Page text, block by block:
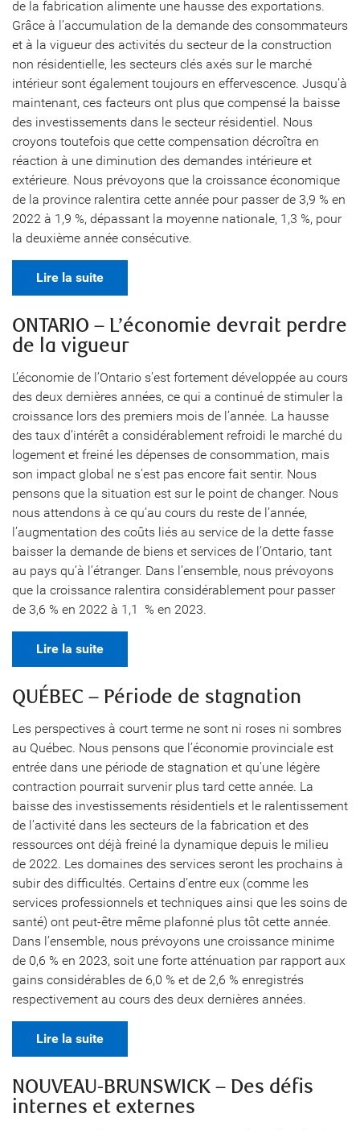
de la fabrication alimente une hausse des exportations.
Grâce à l’accumulation de la demande des consommateurs
et à la vigueur des activités du secteur de la construction
non résidentielle, les secteurs clés axés sur le marché
intérieur sont également toujours en effervescence. Jusqu’à
maintenant, ces facteurs ont plus que compensé la baisse
des investissements dans le secteur résidentiel. Nous
croyons toutefois que cette compensation décroîtra en
réaction à une diminution des demandes intérieure et
extérieure. Nous prévoyons que la croissance économique
de la province ralentira cette année pour passer de 3,9 % en
2022 à 1,9 %, dépassant la moyenne nationale, 1,3 %, pour
la deuxième année consécutive.
Lire la suite
ONTARIO – L’économie devrait perdre
de la vigueur
L’économie de l’Ontario s’est fortement développée au cours
des deux dernières années, ce qui a continué de stimuler la
croissance lors des premiers mois de l’année. La hausse
des taux d’intérêt a considérablement refroidi le marché du
logement et freiné les dépenses de consommation, mais
son impact global ne s’est pas encore fait sentir. Nous
pensons que la situation est sur le point de changer. Nous
nous attendons à ce qu’au cours du reste de l’année,
l’augmentation des coûts liés au service de la dette fasse
baisser la demande de biens et services de l’Ontario, tant
au pays qu’à l’étranger. Dans l’ensemble, nous prévoyons
que la croissance ralentira considérablement pour passer
de 3,6 % en 2022 à 1,1 % en 2023.
Lire la suite
QUÉBEC – Période de stagnation
Les perspectives à court terme ne sont ni roses ni sombres
au Québec. Nous pensons que l’économie provinciale est
entrée dans une période de stagnation et qu’une légère
contraction pourrait survenir plus tard cette année. La
baisse des investissements résidentiels et le ralentissement
de l’activité dans les secteurs de la fabrication et des
ressources ont déjà freiné la dynamique depuis le milieu
de 2022. Les domaines des services seront les prochains à
subir des difficultés. Certains d’entre eux (comme les
services professionnels et techniques ainsi que les soins de
santé) ont peut-être même plafonné plus tôt cette année.
Dans l’ensemble, nous prévoyons une croissance minime
de 0,6 % en 2023, soit une forte atténuation par rapport aux
gains considérables de 6,0 % et de 2,6 % enregistrés
respectivement au cours des deux dernières années.
Lire la suite
NOUVEAU-BRUNSWICK – Des défis
internes et externes